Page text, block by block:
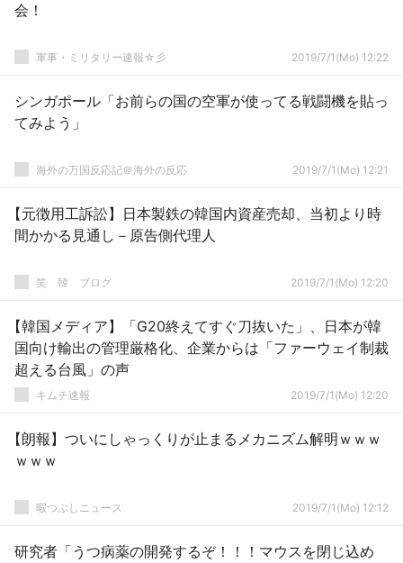
会！
軍事・ミリタリー速報☆彡 2019/7/1(Mo) 12:22
シンガポール「お前らの国の空軍が使ってる戦闘機を貼っ
てみよう」
海外の万国反応記＠海外の反応 2019/7/1(Mo) 12:21
【元徴用工訴訟】日本製鉄の韓国内資産売却、当初より時
間かかる見通し－原告側代理人
笑 韓 ブログ 2019/7/1(Mo) 12:20
【韓国メディア】「G20終えてすぐ刀抜いた」、日本が韓
国向け輸出の管理厳格化、企業からは「ファーウェイ制裁
超える台風」の声
キムチ速報 2019/7/1(Mo) 12:20
【朗報】ついにしゃっくりが止まるメカニズム解明ｗｗｗ
ｗｗｗ
暇つぶしニュース 2019/7/1(Mo) 12:12
研究者「うつ病薬の開発するぞ！！！マウスを閉じ込め